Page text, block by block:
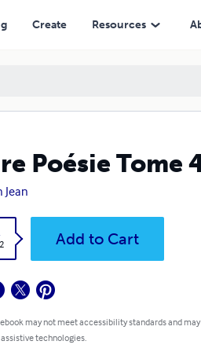
Create Resources
Poésie Tome
Jean
Add to Cart
may not meet accessibility standards and
technologies.